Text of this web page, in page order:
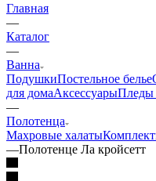
Главная
—
Каталог
—
Ванна
ПодушкиПостельное белье
для домаАксессуарыПледы
—
Полотенца
Махровые халаты
—Полотенце Ла кройсетт